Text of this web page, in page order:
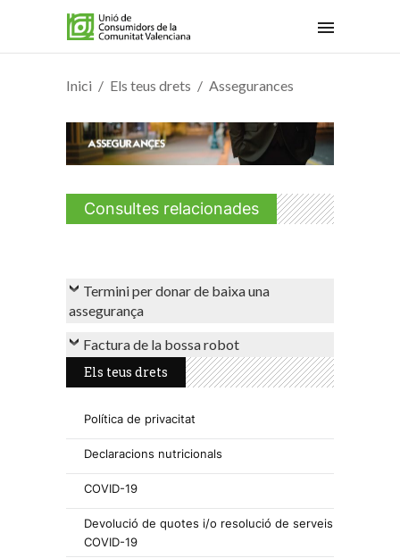
Inici Els teus drets Assegurances
Consultes relacionades
Termini per donar de baixa una
assegurança
Factura de la bossa robot
Els teus drets
Política de privacitat
Declaracions nutricionals
COVID-19
Devolució de quotes i/o resolució de serveis
COVID-19